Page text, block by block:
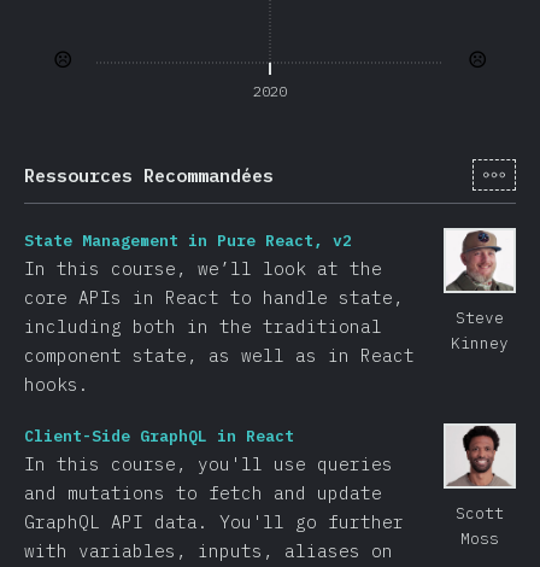
☹️
2020
☹️
Ressources Recommandées [fr-
Steve
Kinney
State Management in Pure React, v2
In this course, we’ll look at the
core APIs in React to handle state,
including both in the traditional
component state, as well as in React
hooks.
Scott
Moss
Client-Side GraphQL in React
In this course, you'll use queries
and mutations to fetch and update
GraphQL API data. You'll go further
with variables, inputs, aliases on